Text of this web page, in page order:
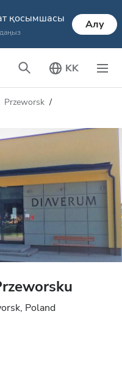
қосымшасы Алу
KK
Przeworsk
Poland